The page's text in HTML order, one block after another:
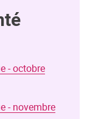
- octobre
- novembre